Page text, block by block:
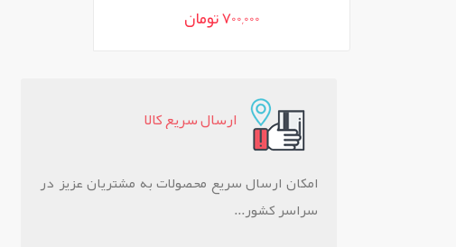
700,000 تومان
ارسال سريع کالا
امکان ارسال سریع محصولات به مشتريان عزيز در
سراسر کشور...